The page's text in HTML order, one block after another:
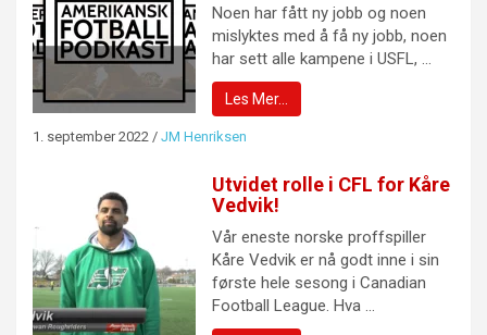
Noen har fått ny jobb og noen
mislyktes med å få ny jobb, noen
har sett alle kampene i USFL, ...
Les Mer…
1. september 2022 / JM Henriksen
Utvidet rolle i CFL for Kåre
Vedvik!
Vår eneste norske proffspiller
Kåre Vedvik er nå godt inne i sin
første hele sesong i Canadian
Football League. Hva ...